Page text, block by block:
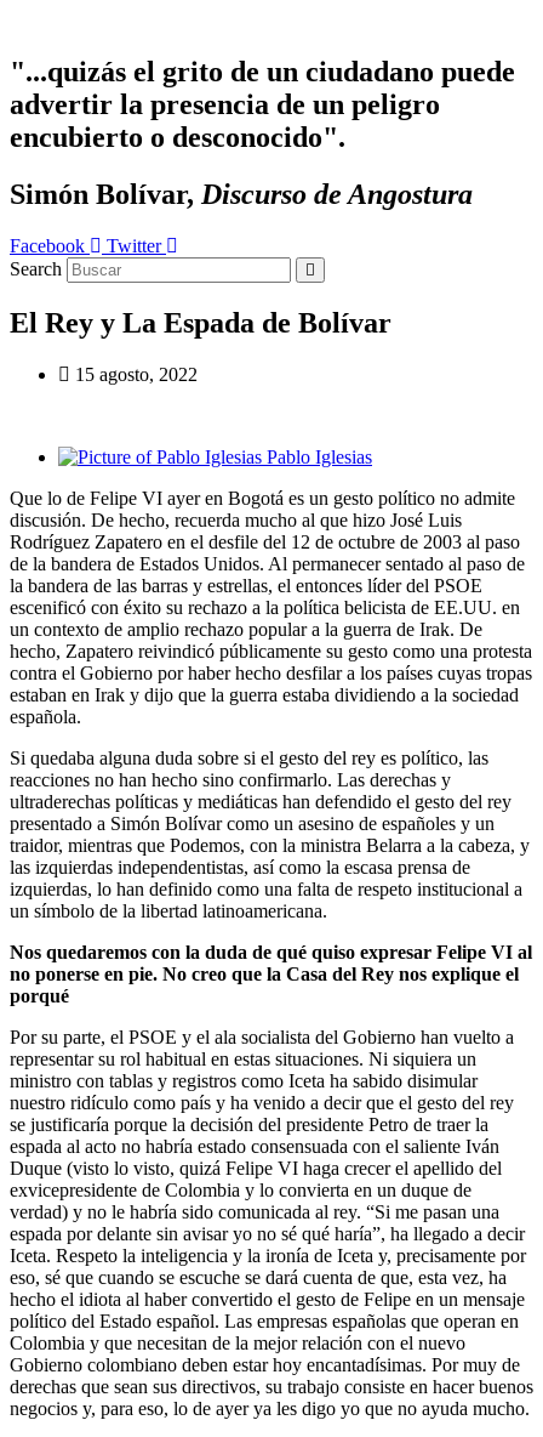
contenido
"...quizás el grito de un ciudadano puede
advertir la presencia de un peligro
encubierto o desconocido".
Simón Bolívar, Discurso de Angostura
Facebook
Twitter
Search
El Rey y La Espada de Bolívar
15 agosto, 2022
Pablo Iglesias
Que lo de Felipe VI ayer en Bogotá es un gesto político no admite
discusión. De hecho, recuerda mucho al que hizo José Luis
Rodríguez Zapatero en el desfile del 12 de octubre de 2003 al paso
de la bandera de Estados Unidos. Al permanecer sentado al paso de
la bandera de las barras y estrellas, el entonces líder del PSOE
escenificó con éxito su rechazo a la política belicista de EE.UU. en
un contexto de amplio rechazo popular a la guerra de Irak. De
hecho, Zapatero reivindicó públicamente su gesto como una protesta
contra el Gobierno por haber hecho desfilar a los países cuyas tropas
estaban en Irak y dijo que la guerra estaba dividiendo a la sociedad
española.
Si quedaba alguna duda sobre si el gesto del rey es político, las
reacciones no han hecho sino confirmarlo. Las derechas y
ultraderechas políticas y mediáticas han defendido el gesto del rey
presentado a Simón Bolívar como un asesino de españoles y un
traidor, mientras que Podemos, con la ministra Belarra a la cabeza, y
las izquierdas independentistas, así como la escasa prensa de
izquierdas, lo han definido como una falta de respeto institucional a
un símbolo de la libertad latinoamericana.
Nos quedaremos con la duda de qué quiso expresar Felipe VI al
no ponerse en pie. No creo que la Casa del Rey nos explique el
porqué
Por su parte, el PSOE y el ala socialista del Gobierno han vuelto a
representar su rol habitual en estas situaciones. Ni siquiera un
ministro con tablas y registros como Iceta ha sabido disimular
nuestro ridículo como país y ha venido a decir que el gesto del rey
se justificaría porque la decisión del presidente Petro de traer la
espada al acto no habría estado consensuada con el saliente Iván
Duque (visto lo visto, quizá Felipe VI haga crecer el apellido del
exvicepresidente de Colombia y lo convierta en un duque de
verdad) y no le habría sido comunicada al rey. “Si me pasan una
espada por delante sin avisar yo no sé qué haría”, ha llegado a decir
Iceta. Respeto la inteligencia y la ironía de Iceta y, precisamente por
eso, sé que cuando se escuche se dará cuenta de que, esta vez, ha
hecho el idiota al haber convertido el gesto de Felipe en un mensaje
político del Estado español. Las empresas españolas que operan en
Colombia y que necesitan de la mejor relación con el nuevo
Gobierno colombiano deben estar hoy encantadísimas. Por muy de
derechas que sean sus directivos, su trabajo consiste en hacer buenos
negocios y, para eso, lo de ayer ya les digo yo que no ayuda mucho.